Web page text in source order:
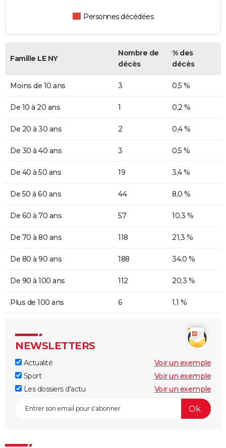
Personnes décédées
Famille LE NY
Nombre de
décès
% des
décès
Moins de 10 ans 3 0,5 %
De 10 à 20 ans 1 0,2 %
De 20 à 30 ans 2 0,4 %
De 30 à 40 ans 3 0,5 %
De 40 à 50 ans 19 3,4 %
De 50 à 60 ans 44 8,0 %
De 60 à 70 ans 57 10,3 %
De 70 à 80 ans 118 21,3 %
De 80 à 90 ans 188 34,0 %
De 90 à 100 ans 112 20,3 %
Plus de 100 ans 6 1,1 %
NEWSLETTERS
Actualité
Voir un exemple
Sport
Voir un exemple
Les dossiers d'actu
Voir un exemple